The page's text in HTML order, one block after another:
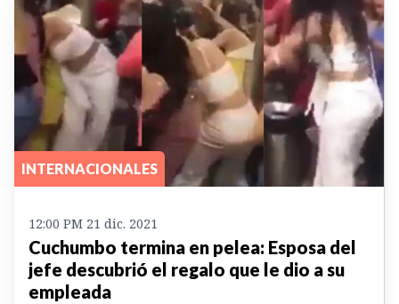
INTERNACIONALES
12:00 PM 21 dic. 2021
Cuchumbo termina en pelea: Esposa del
jefe descubrió el regalo que le dio a su
empleada